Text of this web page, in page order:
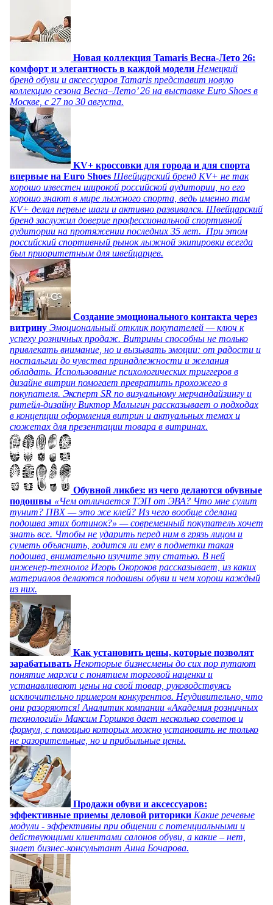
Новая коллекция Tamaris Весна-Лето 26:
комфорт и элегантность в каждой модели Немецкий
бренд обуви и аксессуаров Tamaris представит новую
коллекцию сезона Весна–Лето’ 26 на выставке Euro Shoes в
Москве, с 27 по 30 августа.
KV+ кроссовки для города и для спорта
впервые на Euro Shoes Швейцарский бренд KV+ не так
хорошо известен широкой российской аудитории, но его
хорошо знают в мире лыжного спорта, ведь именно там
KV+ делал первые шаги и активно развивался. Швейцарский
бренд заслужил доверие профессиональной спортивной
аудитории на протяжении последних 35 лет. При этом
российский спортивный рынок лыжной экипировки всегда
был приоритетным для швейцарцев.
Создание эмоционального контакта через
витрину Эмоциональный отклик покупателей — ключ к
успеху розничных продаж. Витрины способны не только
привлекать внимание, но и вызывать эмоции: от радости и
ностальгии до чувства принадлежности и желания
обладать. Использование психологических триггеров в
дизайне витрин помогает превратить прохожего в
покупателя. Эксперт SR по визуальному мерчандайзингу и
ритейл-дизайну Виктор Малыгин рассказывает о подходах
в концепции оформления витрин и актуальных темах и
сюжетах для презентации товара в витринах.
Обувной ликбез: из чего делаются обувные
подошвы «Чем отличается ТЭП от ЭВА? Что мне сулит
тунит? ПВХ — это же клей? Из чего вообще сделана
подошва этих ботинок?» — современный покупатель хочет
знать все. Чтобы не ударить перед ним в грязь лицом и
суметь объяснить, годится ли ему в подметки такая
подошва, внимательно изучите эту статью. В ней
инженер-технолог Игорь Окороков рассказывает, из каких
материалов делаются подошвы обуви и чем хорош каждый
из них.
Как установить цены, которые позволят
зарабатывать Некоторые бизнесмены до сих пор путают
понятие маржи с понятием торговой наценки и
устанавливают цены на свой товар, руководствуясь
исключительно примером конкурентов. Неудивительно, что
они разоряются! Аналитик компании «Академия розничных
технологий» Максим Горшков дает несколько советов и
формул, с помощью которых можно установить не только
не разорительные, но и прибыльные цены.
Продажи обуви и аксессуаров:
эффективные приемы деловой риторики Какие речевые
модули - эффективны при общении с потенциальными и
действующими клиентами салонов обуви, а какие – нет,
знает бизнес-консультант Анна Бочарова.